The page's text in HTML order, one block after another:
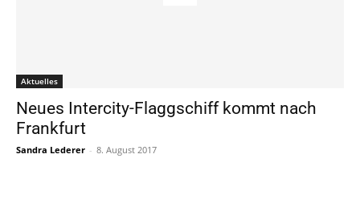
Aktuelles
Neues Intercity-Flaggschiff kommt nach
Frankfurt
Sandra Lederer - 8. August 2017